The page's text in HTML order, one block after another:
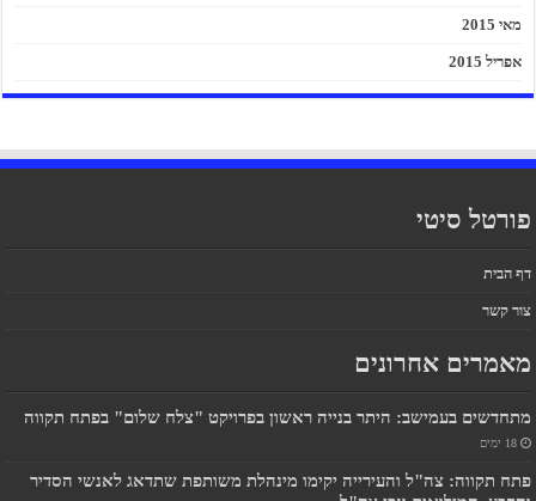
מאי 2015
אפריל 2015
פורטל סיטי
דף הבית
צור קשר
מאמרים אחרונים
מתחדשים בעמישב: היתר בנייה ראשון בפרויקט "צלח שלום" בפתח תקווה
18 ימים
פתח תקווה: צה"ל והעירייה יקימו מינהלת משותפת שתדאג לאנשי הסדיר